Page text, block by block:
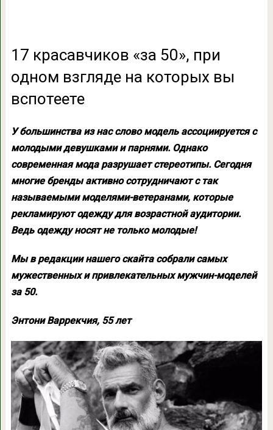
17 красавчиков «за 50», при
одном взгляде на которых вы
вспотеете
У большинства из нас слово модель ассоциируется с
молодыми девушками и парнями. Однако
современная мода разрушает стереотипы. Сегодня
многие бренды активно сотрудничают с так
называемыми моделями-ветеранами, которые
рекламируют одежду для возрастной аудитории.
Ведь одежду носят не только молодые!
Мы в редакции нашего скайта собрали самых
мужественных и привлекательных мужчин-моделей
за 50.
Энтони Варрекчия, 55 лет